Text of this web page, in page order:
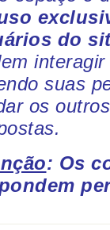
do
suas
os
: Os